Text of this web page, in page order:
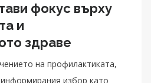
фокус върху
и
здраве
на профилактиката,
избор като